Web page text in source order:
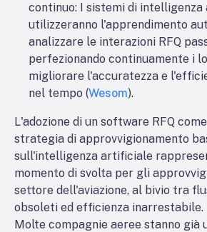
continuo: I sistemi di
utilizzeranno l'apprendimento
analizzare le interazioni RFQ
perfezionando continuamente i
migliorare l'accuratezza e
nel tempo (Wesom).
L'adozione di un software RFQ
strategia di approvvigionamento
sull'intelligenza artificiale
momento di svolta per gli
settore dell'aviazione, al bivio tra
obsoleti ed efficienza inarrestabile.
Molte compagnie aeree stanno già